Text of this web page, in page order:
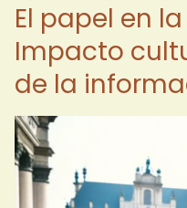
El papel en
Impacto
de la